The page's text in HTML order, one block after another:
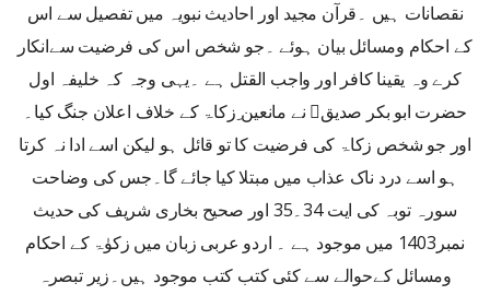
نقصانات ہیں ۔قرآن مجید اور احادیث نبویہ میں تفصیل سے اس
کے احکام ومسائل بیان ہوئے ۔جو شخص اس کی فرضیت سےانکار
کرے وہ یقینا کافر اور واجب القتل ہے ۔یہی وجہ کہ خلیفہ اول
حضرت ابو بکر صدیق﷜ نے مانعین ِزکاۃ کے خلاف اعلان جنگ کیا۔
اور جو شخص زکاۃ کی فرضیت کا تو قائل ہو لیکن اسے ادا نہ کرتا
ہو اسے درد ناک عذاب میں مبتلا کیا جائے گا۔جس کی وضاحت
سورہ توبہ کی ایت 34۔35 اور صحیح بخاری شریف کی حدیث
نمبر1403 میں موجود ہے ۔ اردو عربی زبان میں زکوٰۃ کے احکام
ومسائل کےحوالے سے کئی کتب کتب موجود ہیں۔زیر تبصرہ